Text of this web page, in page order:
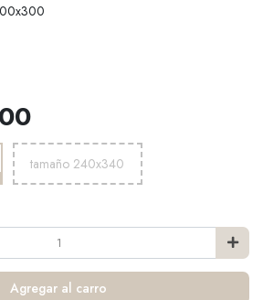
tamaño 240x340
Agregar al carro